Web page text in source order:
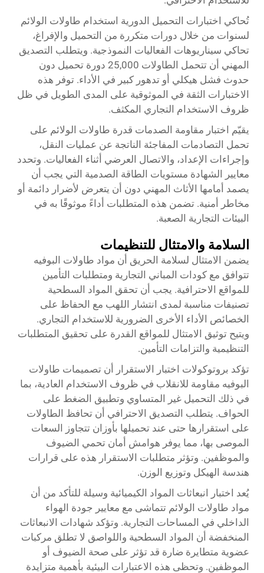
تُحاكي اختبارات التحميل الدورية استخدام طاولات الولائم
لسنوات من خلال دورات متكررة من التحميل والإفراغ،
تحاكي سيناريوهات الفعاليات النموذجية. ويتطلب التصديق
المهني أن تتحمل الطاولات 25,000 دورة تحميل دون
حدوث فشل هيكلي أو تدهور كبير في الأداء. توفر هذه
الاختبارات الثقة في الموثوقية على المدى الطويل في ظل
ظروف الاستخدام التجاري المكثف.
يقيّم اختبار مقاومة الصدمات قدرة طاولات الولائم على
تحمل التصادمات المفاجئة الناتجة عن عمليات النقل،
وإجراءات الإعداد، والاتصال العرضي أثناء الفعاليات. وتحدد
معايير الشهادة مستويات الطاقة الصدمية التي يجب أن
يصمد أمامها الأثاث المهني دون أن يتعرض لأضرار دائمة أو
مخاطر أمنية. تضمن هذه المتطلبات أداءً موثوقًا به في
البيئات التجارية الصعبة.
السلامة والامتثال للتنظيمات
يضمن الامتثال لسلامة الحريق أن مواد طاولات البوفيه
تتوافق مع كودات المباني التجارية ومتطلبات التأمين
للمواقع الاحترافية. يجب أن تحقق المواد السطحية
تصنيفات مناسبة لمدى انتشار اللهب مع الحفاظ على
الخصائص الأداء الأخرى الضرورية للاستخدام التجاري.
ويتيح توثيق الامتثال للمواقع القدرة على تحقيق المتطلبات
التنظيمية والتزامات التأمين.
تؤكد بروتوكولات اختبار الاستقرار أن تصميمات طاولات
البوفيه مقاومة للانقلاب في ظروف الاستخدام العادية، بما
في ذلك التحميل غير المتساوي وتطبيق الضغط على
الحواف. يتطلب التصديق الاحترافي أن تحافظ الطاولات
على استقرارها حتى عند تحميلها بأوزان تتجاوز السعات
الموصى بها، مما يوفر هوامش أمان تحمي الضيوف
والموظفين. وتؤثر متطلبات الاستقرار هذه على قرارات
هندسة الهيكل وتوزيع الوزن.
يُعد اختبار انبعاثات المواد الكيميائية وسيلة للتأكد من أن
مواد طاولات الولائم تتماشى مع معايير جودة الهواء
الداخلي في المساحات التجارية. وتؤكد شهادات الانبعاثات
المنخفضة أن المواد السطحية واللواصق لا تطلق مركبات
عضوية متطايرة ضارة قد تؤثر على صحة الضيوف أو
الموظفين. وتحظى هذه الاعتبارات البيئية بأهمية متزايدة